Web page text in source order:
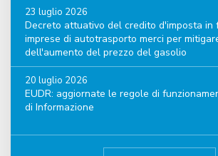
23 luglio 2026
Decreto attuativo del credito d'imposta in
imprese di autotrasporto merci per
dell'aumento del prezzo del gasolio
20 luglio 2026
EUDR: aggiornate le regole di
di Informazione